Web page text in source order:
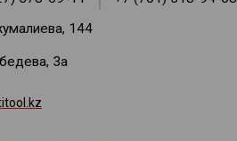
144
3а